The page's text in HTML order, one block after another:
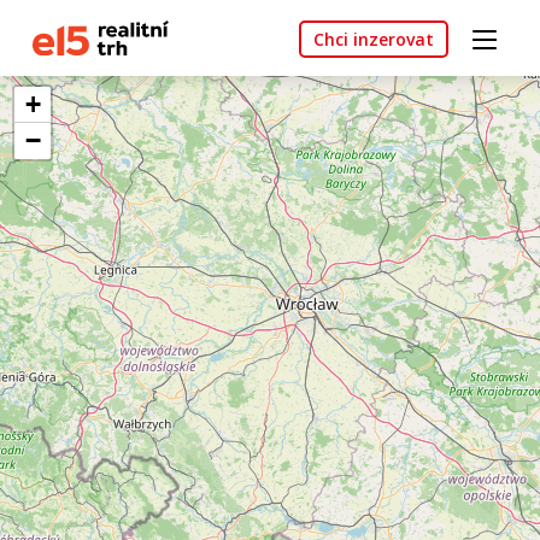
Chci inzerovat
+
−